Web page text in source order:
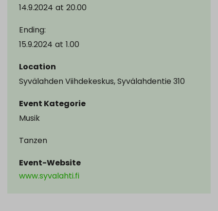
14.9.2024 at 20.00
Ending:
15.9.2024 at 1.00
Location
Syvälahden Viihdekeskus, Syvälahdentie 310
Event Kategorie
Musik
Tanzen
Event-Website
www.syvalahti.fi